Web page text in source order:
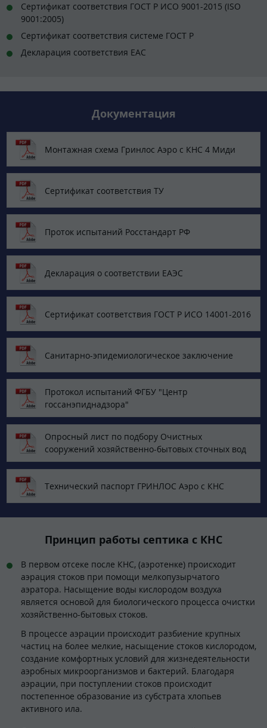
Сертификат соответствия ГОСТ Р ИСО 9001-2015 (ISO
9001:2005)
Сертификат соответствия системе ГОСТ Р
Декларация соответствия EAC
Документация
Монтажная схема Гринлос Аэро с КНС 4 Миди
Сертификат соответствия ТУ
Проток испытаний Росстандарт РФ
Декларация о соответствии ЕАЭС
Сертификат соответствия ГОСТ Р ИСО 14001-2016
Санитарно-эпидемиологическое заключение
Протокол испытаний ФГБУ "Центр
госсанэпиднадзора"
Опросный лист по подбору Очистных
сооружений хозяйственно-бытовых сточных вод
Технический паспорт ГРИНЛОС Аэро с КНС
Принцип работы септика с КНС
В первом отсеке после КНС, (аэротенке) происходит
аэрация стоков при помощи мелкопузырчатого
аэратора. Насыщение воды кислородом воздуха
является основой для биологического процесса очистки
хозяйственно-бытовых стоков.
В процессе аэрации происходит разбиение крупных
частиц на более мелкие, насыщение стоков кислородом,
создание комфортных условий для жизнедеятельности
аэробных микроорганизмов и бактерий. Благодаря
аэрации, при поступлении стоков происходит
постепенное образование из субстрата хлопьев
активного ила.